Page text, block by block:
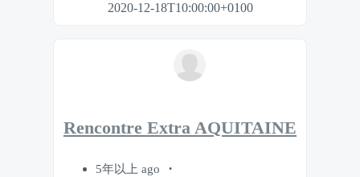
2020-12-18T10:00:00+0100
Rencontre Extra AQUITAINE
5年以上 ago